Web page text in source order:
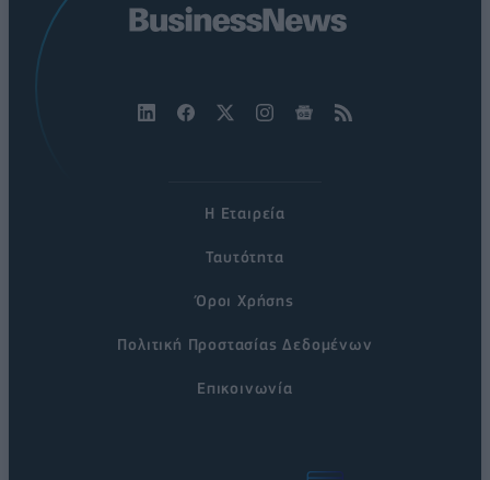
Η Εταιρεία
Ταυτότητα
Όροι Χρήσης
Πολιτική Προστασίας Δεδομένων
Επικοινωνία